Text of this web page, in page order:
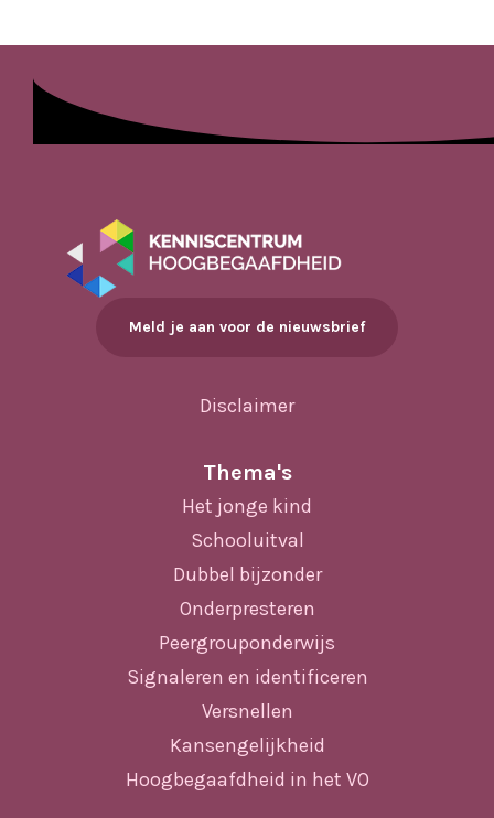
Meld je aan voor de nieuwsbrief
Disclaimer
Thema's
Het jonge kind
Schooluitval
Dubbel bijzonder
Onderpresteren
Peergrouponderwijs
Signaleren en identificeren
Versnellen
Kansengelijkheid
Hoogbegaafdheid in het VO